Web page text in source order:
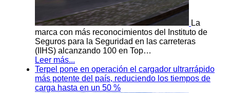
La
marca con más reconocimientos del Instituto de
Seguros para la Seguridad en las carreteras
(IIHS) alcanzando 100 en Top…
Leer más...
Terpel pone en operación el cargador ultrarrápido
más potente del país, reduciendo los tiempos de
carga hasta en un 50 %